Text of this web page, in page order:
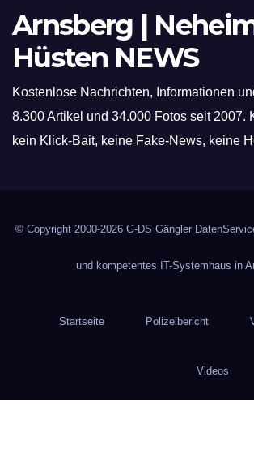
Arnsberg |
Hüsten NEWS
Kostenlose Nachrichten, Informationen
8.300 Artikel und 34.000 Fotos seit 2007.
kein Klick-Bait, keine Fake-News, keine
© Copyright 2000-2026 G-DS Gängler
und kompetentes IT-Systemhaus in
Startseite Polizeibericht
Videos